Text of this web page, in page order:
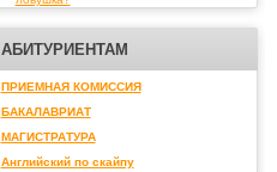
АБИТУРИЕНТАМ
ПРИЕМНАЯ КОМИССИЯ
БАКАЛАВРИАТ
МАГИСТРАТУРА
Английский по скайпу